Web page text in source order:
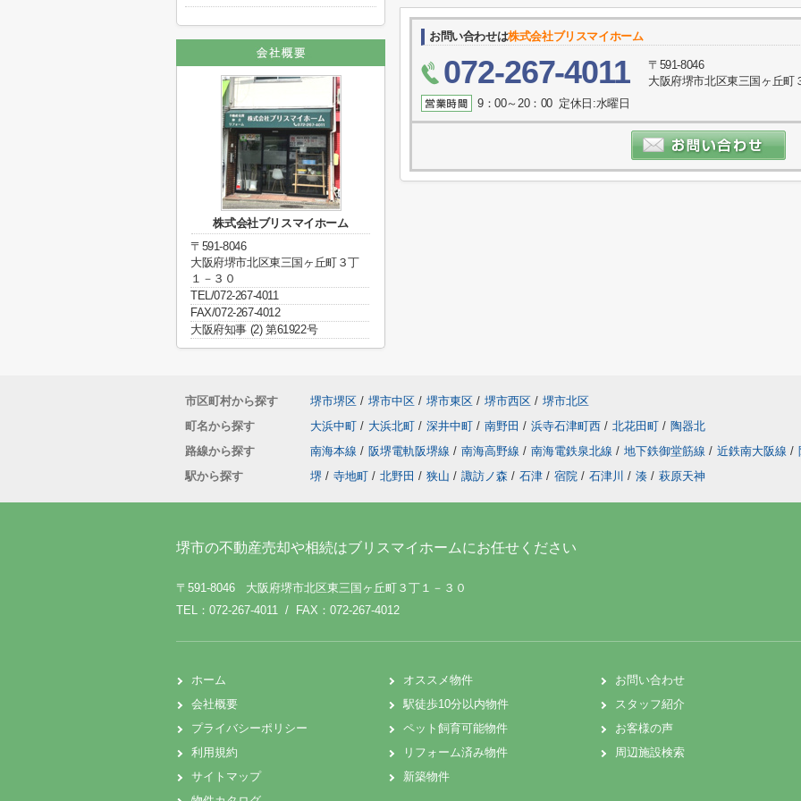
お問い合わせは株式会社ブリスマイホーム
072-267-4011
〒591-8046
大阪府堺市北区東三国ヶ丘町
9：00～20：00 定休日:水曜日
株式会社ブリスマイホーム
〒591-8046
大阪府堺市北区東三国ヶ丘町３丁
１－３０
TEL/072-267-4011
FAX/072-267-4012
大阪府知事 (2) 第61922号
市区町村から探す 堺市堺区 / 堺市中区 / 堺市東区 / 堺市西区 / 堺市北区
町名から探す
大浜中町 / 大浜北町 / 深井中町 / 南野田 / 浜寺石津町西 / 北花田町 / 陶器北
路線から探す
南海本線 / 阪堺電軌阪堺線 / 南海高野線 / 南海電鉄泉北線 / 地下鉄御堂筋線 / 近鉄南大阪線 /
駅から探す
堺 / 寺地町 / 北野田 / 狭山 / 諏訪ノ森 / 石津 / 宿院 / 石津川 / 湊 / 萩原天神
堺市の不動産売却や相続はブリスマイホームにお任せください
〒591-8046 大阪府堺市北区東三国ヶ丘町３丁１－３０
TEL：072-267-4011 / FAX：072-267-4012
ホーム
会社概要
プライバシーポリシー
利用規約
サイトマップ
オススメ物件
駅徒歩10分以内物件
ペット飼育可能物件
リフォーム済み物件
新築物件
お問い合わせ
スタッフ紹介
お客様の声
周辺施設検索